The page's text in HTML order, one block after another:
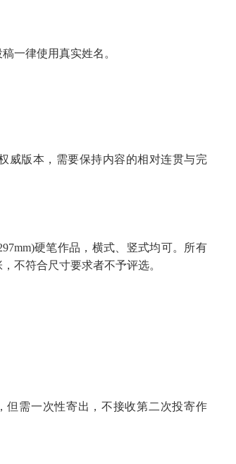
一律使用真实姓名。
版本，需要保持内容的相对连贯与完
硬笔作品，横式、竖式均可。所有
不符合尺寸要求者不予评选。
需一次性寄出，不接收第二次投寄作